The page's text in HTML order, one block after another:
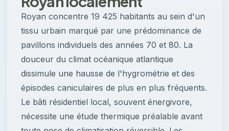
Royan concentre 19 425 habitants au sein d'un
tissu urbain marqué par une prédominance de
pavillons individuels des années 70 et 80. La
douceur du climat océanique atlantique
dissimule une hausse de l'hygrométrie et des
épisodes caniculaires de plus en plus fréquents.
Le bâti résidentiel local, souvent énergivore,
nécessite une étude thermique préalable avant